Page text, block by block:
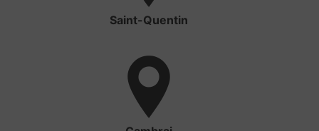
Saint-Quentin